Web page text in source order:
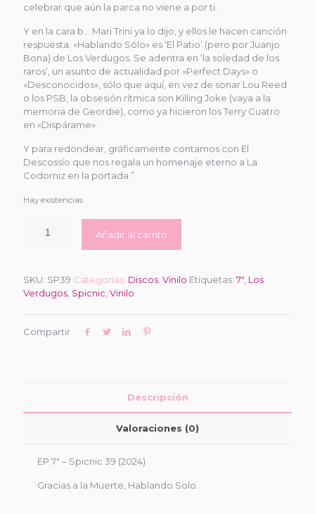
celebrar que aún la parca no viene a por ti.
Y en la cara b… Mari Trini ya lo dijo, y ellos le hacen canción
respuesta. «Hablando Sólo» es ‘El Patio’ (pero por Juanjo
Bona) de Los Verdugos. Se adentra en ‘la soledad de los
raros’, un asunto de actualidad por «Perfect Days» o
«Desconocidos», sólo que aquí, en vez de sonar Lou Reed
o los PSB, la obsesión rítmica son Killing Joke (vaya a la
memoria de Geordie), como ya hicieron los Terry Cuatro
en «Dispárame».
Y para redondear, gráficamente contamos con El
Descossío que nos regala un homenaje eterno a La
Codorniz en la portada.”
Hay existencias
Añadir al carrito
SKU: SP39 Categorías: Discos Vinilo Etiquetas: 7" Los
Verdugos Spicnic Vinilo
Compartir
Descripción
Valoraciones (0)
EP 7″ – Spicnic 39 (2024)
Gracias a la Muerte, Hablando Solo.